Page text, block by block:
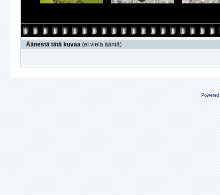
Äänestä tätä kuvaa (ei vielä ääniä)